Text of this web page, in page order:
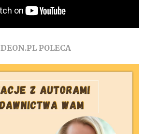
DEON.PL POLECA